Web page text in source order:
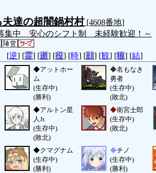
夫達の超闇鍋村村[4608番地]
集中 安心のシフト制 未経験歓迎！～
[逆] [霊] [逝] [役] [時] [顔] [観] [狼] [結]
◆アットホー
ム
(生存中)
(勝利)
◆名もなき
勇者
(生存中)
(敗北)
◆アルトン星
人Jr.
(生存中)
(敗北)
◆衛宮士郎
(生存中)
(敗北)
◆クマグナム
(生存中)
(勝利)
◆チノ
(生存中)
(勝利)